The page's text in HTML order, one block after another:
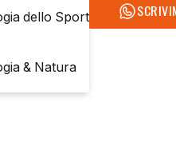
dello Sport
& Natura